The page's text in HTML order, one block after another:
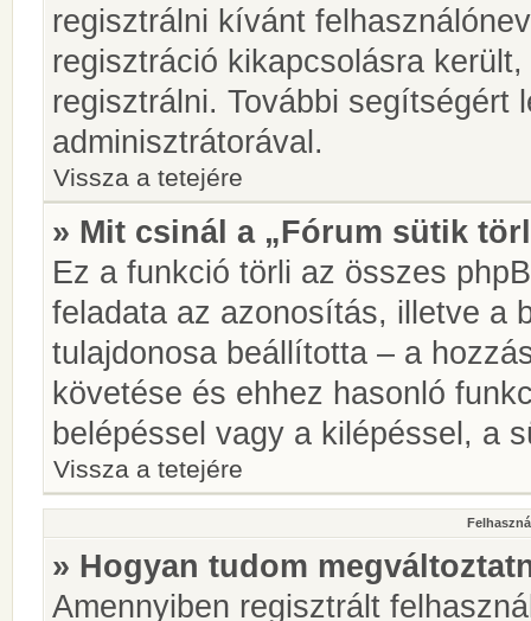
regisztrálni kívánt
regisztráció kikapcsolásra
regisztrálni. További segítségért
adminisztrátorával.
Vissza a tetejére
» Mit csinál a „Fórum sütik
Ez a funkció törli az összes
feladata az azonosítás, illetve a
tulajdonosa beállította – a
követése és ehhez hasonló
belépéssel vagy a kilépéssel, a
Vissza a tetejére
» Hogyan tudom
Amennyiben regisztrált